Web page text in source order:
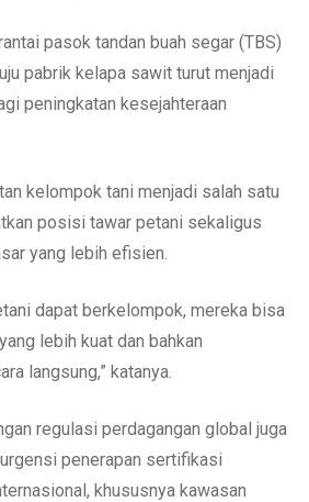
pasok tandan buah segar (TBS)
pabrik kelapa sawit turut menjadi
peningkatan kesejahteraan
kelompok tani menjadi salah satu
posisi tawar petani sekaligus
yang lebih efisien.
dapat berkelompok, mereka bisa
lebih kuat dan bahkan
langsung,” katanya.
regulasi perdagangan global juga
penerapan sertifikasi
khususnya kawasan